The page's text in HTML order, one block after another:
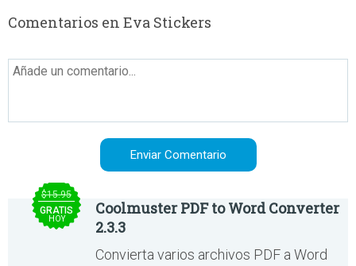
Comentarios en Eva Stickers
$15.95
GRATIS
HOY
Coolmuster PDF to Word Converter
2.3.3
Convierta varios archivos PDF a Word